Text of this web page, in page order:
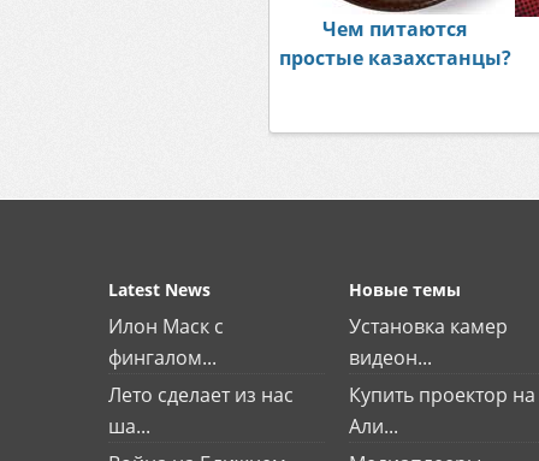
Чем питаются
простые казахстанцы?
Latest News
Илон Маск с
фингалом...
Лето сделает из нас
ша...
Новые темы
Установка камер
видеон...
Купить проектор на
Али...